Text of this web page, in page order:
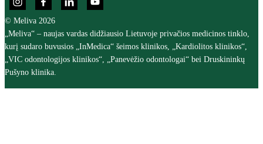
© Meliva 2026
„Meliva“ – naujas vardas didžiausio Lietuvoje privačios medicinos tinklo,
kurį sudaro buvusios „InMedica“ šeimos klinikos, „Kardiolitos klinikos“,
„VIC odontologijos klinikos“, „Panevėžio odontologai“ bei Druskininkų
Pušyno klinika.